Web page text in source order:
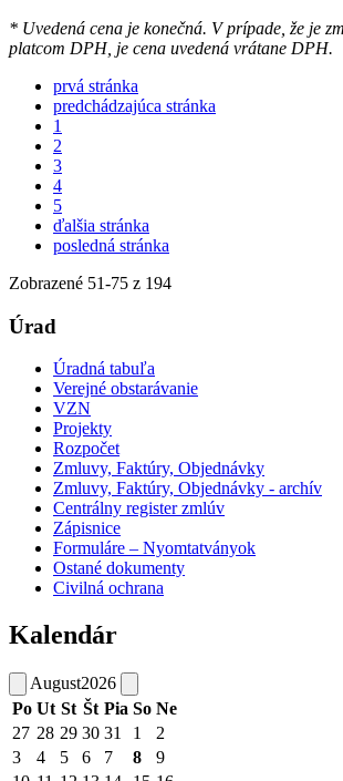
* Uvedená cena je konečná. V prípade, že je
platcom DPH, je cena uvedená vrátane DPH.
prvá stránka
predchádzajúca stránka
1
2
3
4
5
ďalšia stránka
posledná stránka
Zobrazené 51-75 z 194
Úrad
Úradná tabuľa
Verejné obstarávanie
VZN
Projekty
Rozpočet
Zmluvy, Faktúry, Objednávky
Zmluvy, Faktúry, Objednávky - archív
Centrálny register zmlúv
Zápisnice
Formuláre – Nyomtatványok
Ostané dokumenty
Civilná ochrana
Kalendár
August2026
Po Ut St Št Pia So Ne
27 28 29 30 31 1
2
3
4 5 6 7 8
9